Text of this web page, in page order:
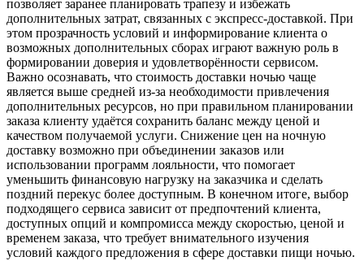
позволяет заранее планировать трапезу и избежать
дополнительных затрат, связанных с экспресс-доставкой. При
этом прозрачность условий и информирование клиента о
возможных дополнительных сборах играют важную роль в
формировании доверия и удовлетворённости сервисом.
Важно осознавать, что стоимость доставки ночью чаще
является выше средней из-за необходимости привлечения
дополнительных ресурсов, но при правильном планировании
заказа клиенту удаётся сохранить баланс между ценой и
качеством получаемой услуги. Снижение цен на ночную
доставку возможно при объединении заказов или
использовании программ лояльности, что помогает
уменьшить финансовую нагрузку на заказчика и сделать
поздний перекус более доступным. В конечном итоге, выбор
подходящего сервиса зависит от предпочтений клиента,
доступных опций и компромисса между скоростью, ценой и
временем заказа, что требует внимательного изучения
условий каждого предложения в сфере доставки пищи ночью.